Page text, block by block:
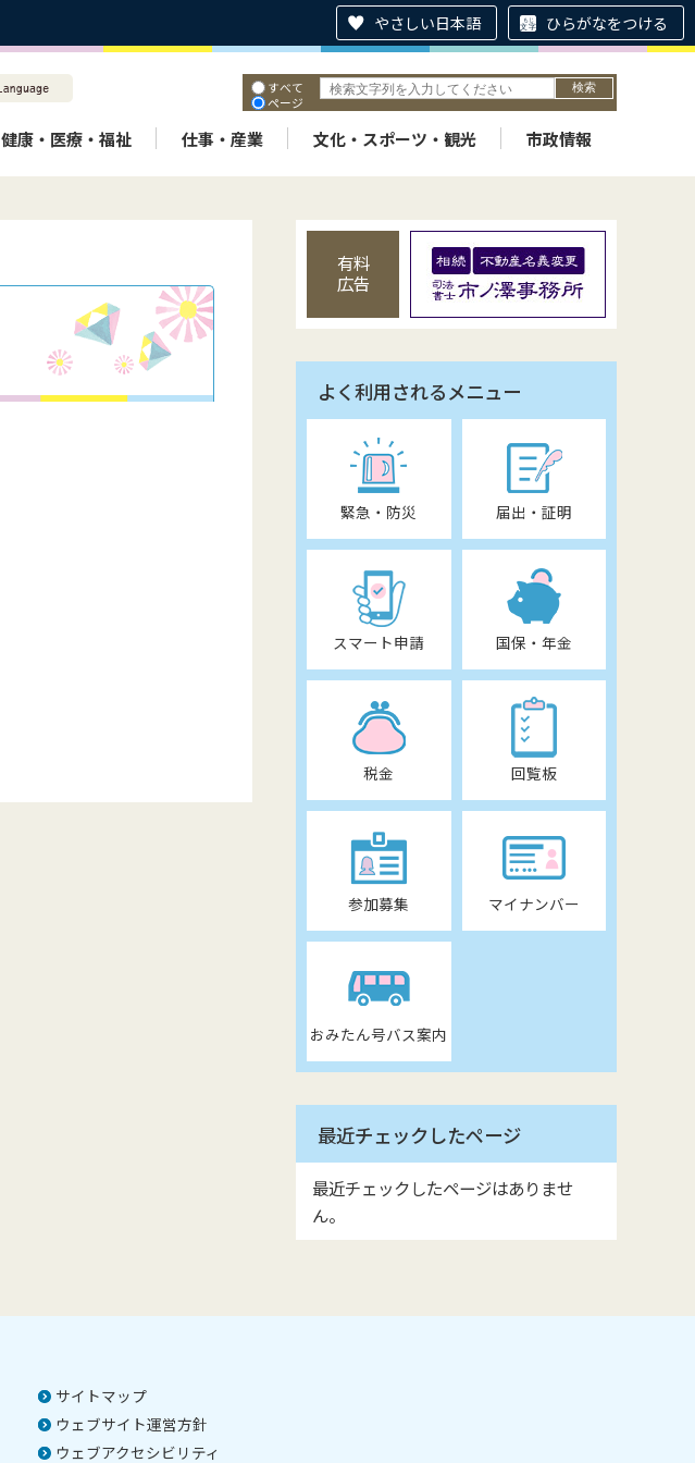
やさしい日本語 ひらがなをつける
すべて
ページ
健康・医療・福祉 仕事・産業 文化・スポーツ・観光 市政情報
有料
広告
よく利用されるメニュー
緊急・防災 届出・証明
スマート申請 国保・年金
税金 回覧板
参加募集 マイナンバー
おみたん号バス案内
最近チェックしたページ
最近チェックしたページはありませ
ん。
サイトマップ
ウェブサイト運営方針
ウェブアクセシビリティ